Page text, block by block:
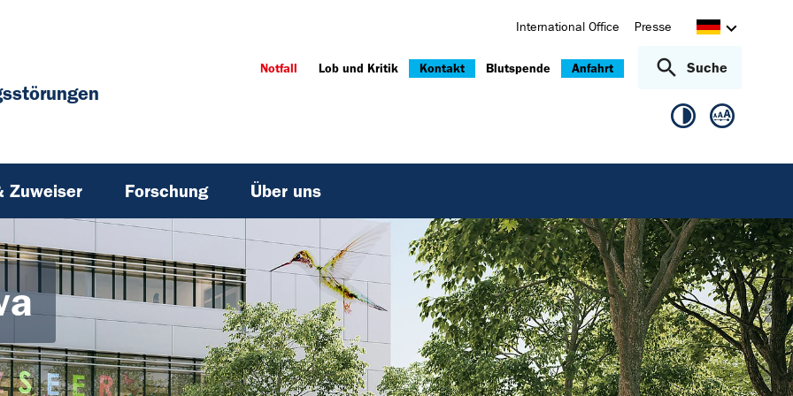
International Office Presse
Notfall Lob und Kritik Kontakt Blutspende Anfahrt Suche
Zuweiser Forschung Über uns